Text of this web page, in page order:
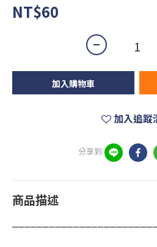
NT$60
加入購物車
加入追蹤
分享到
商品描述